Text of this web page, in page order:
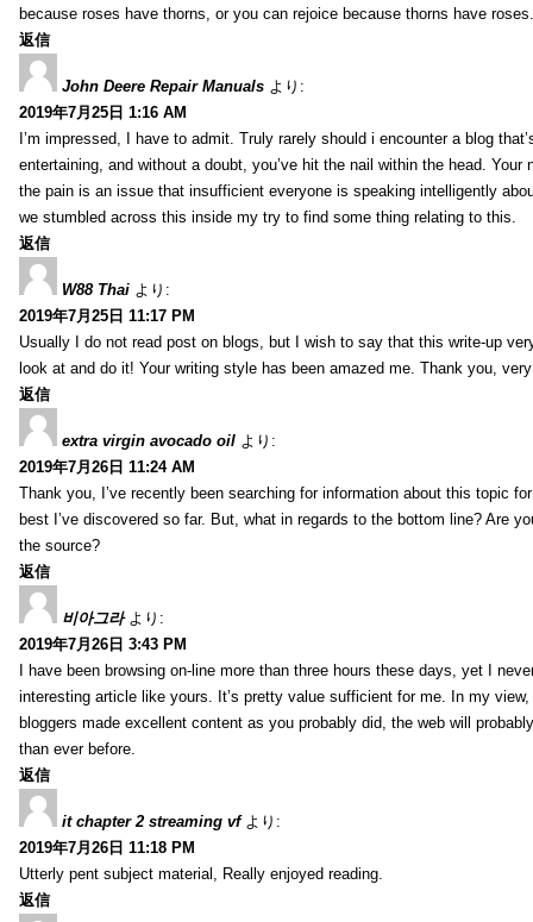
because roses have thorns, or you can rejoice because thorns have
返信
John Deere Repair Manuals より:
2019年7月25日 1:16 AM
I’m impressed, I have to admit. Truly rarely should i encounter a blog
entertaining, and without a doubt, you’ve hit the nail within the head. Your
the pain is an issue that insufficient everyone is speaking intelligently
we stumbled across this inside my try to find some thing relating to this.
返信
W88 Thai より:
2019年7月25日 11:17 PM
Usually I do not read post on blogs, but I wish to say that this write-up
look at and do it! Your writing style has been amazed me. Thank you,
返信
extra virgin avocado oil より:
2019年7月26日 11:24 AM
Thank you, I’ve recently been searching for information about this topic
best I’ve discovered so far. But, what in regards to the bottom line? Are
the source?
返信
비아그라 より:
2019年7月26日 3:43 PM
I have been browsing on-line more than three hours these days, yet I
interesting article like yours. It’s pretty value sufficient for me. In my
bloggers made excellent content as you probably did, the web will
than ever before.
返信
it chapter 2 streaming vf より:
2019年7月26日 11:18 PM
Utterly pent subject material, Really enjoyed reading.
返信